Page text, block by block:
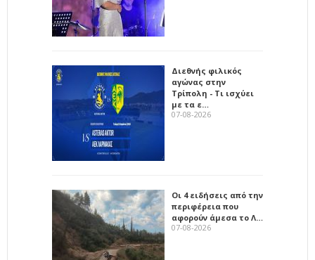
Διεθνής φιλικός
αγώνας στην
Τρίπολη - Τι ισχύει
με τα ε…
07-08-2026
Οι 4 ειδήσεις από την
περιφέρεια που
αφορούν άμεσα το Λ…
07-08-2026